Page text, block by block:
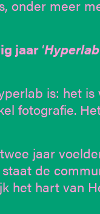
onder meer
jaar‘
is: het
fotografie.
jaar
de
het hart van